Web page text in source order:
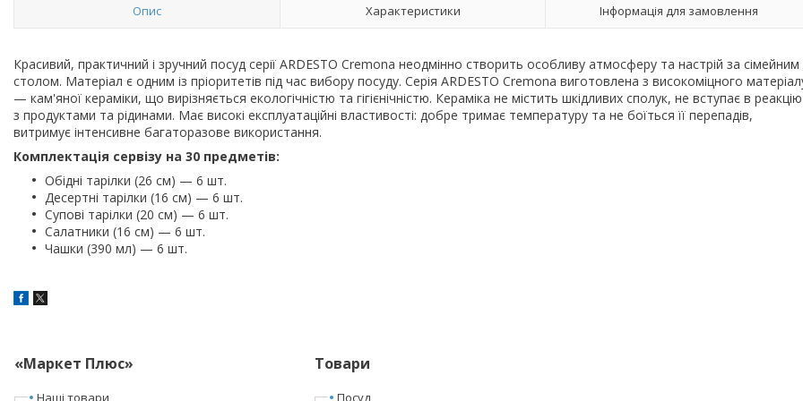
Опис Характеристики Інформація для замовлення
Красивий, практичний і зручний посуд серії ARDESTO Cremona неодмінно створить особливу атмосферу та настрій за сімейним
столом. Матеріал є одним із пріоритетів під час вибору посуду. Серія ARDESTO Cremona виготовлена з високоміцного
— кам'яної кераміки, що вирізняється екологічністю та гігієнічністю. Кераміка не містить шкідливих сполук, не вступає в реакцію
з продуктами та рідинами. Має високі експлуатаційні властивості: добре тримає температуру та не боїться її перепадів,
витримує інтенсивне багаторазове використання.
Комплектація сервізу на 30 предметів:
Обідні тарілки (26 см) — 6 шт.
Десертні тарілки (16 см) — 6 шт.
Супові тарілки (20 см) — 6 шт.
Салатники (16 см) — 6 шт.
Чашки (390 мл) — 6 шт.
«Маркет Плюс»
Наші товари
Товари
Посуд